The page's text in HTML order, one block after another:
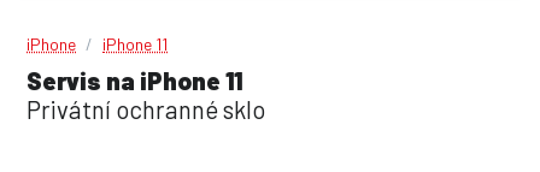
iPhone iPhone 11
Servis na iPhone 11
Privátní ochranné sklo